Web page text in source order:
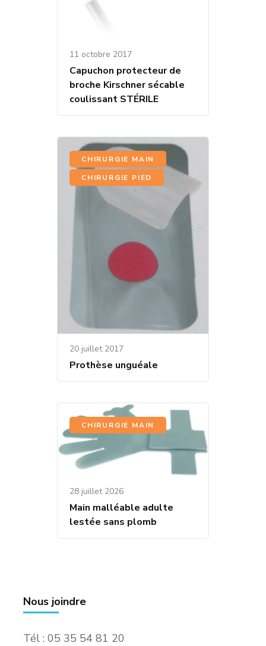
11 octobre 2017
Capuchon protecteur de
broche Kirschner sécable
coulissant STÉRILE
CHIRURGIE MAIN
CHIRURGIE PIED
20 juillet 2017
Prothèse unguéale
CHIRURGIE MAIN
28 juillet 2026
Main malléable adulte
lestée sans plomb
Nous joindre
Tél : 05 35 54 81 20